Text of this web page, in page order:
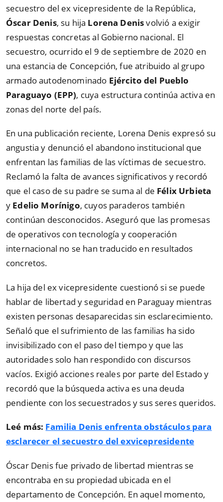
secuestro del ex vicepresidente de la República,
Óscar Denis, su hija Lorena Denisvolvió a exigir
respuestas concretas al Gobierno nacional. El
secuestro, ocurrido el 9 de septiembre de 2020 en
una estancia de Concepción, fue atribuido al grupo
armado autodenominado Ejército del Pueblo
Paraguayo (EPP), cuya estructura continúa activa en
zonas del norte del país.
En una publicación reciente, Lorena Denis expresó su
angustia y denunció el abandono institucional que
enfrentan las familias de las víctimas de secuestro.
Reclamó la falta de avances significativos y recordó
que el caso de su padre se suma al de Félix Urbieta
y Edelio Morínigo, cuyos paraderos también
continúan desconocidos. Aseguró que las promesas
de operativos con tecnología y cooperación
internacional no se han traducido en resultados
concretos.
La hija del ex vicepresidente cuestionó si se puede
hablar de libertad y seguridad en Paraguay mientras
existen personas desaparecidas sin esclarecimiento.
Señaló que el sufrimiento de las familias ha sido
invisibilizado con el paso del tiempo y que las
autoridades solo han respondido con discursos
vacíos. Exigió acciones reales por parte del Estado y
recordó que la búsqueda activa es una deuda
pendiente con los secuestrados y sus seres queridos.
Leé más: Familia Denis enfrenta obstáculos para
esclarecer el secuestro del exvicepresidente
Óscar Denis fue privado de libertad mientras se
encontraba en su propiedad ubicada en el
departamento de Concepción. En aquel momento,